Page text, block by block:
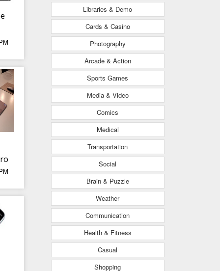
Libraries & Demo
Cards & Casino
Photography
Arcade & Action
Sports Games
Media & Video
Comics
Medical
Transportation
Social
Brain & Puzzle
Weather
Communication
Health & Fitness
Casual
Shopping